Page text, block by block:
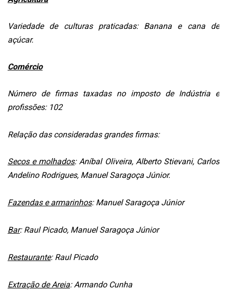
LEITORES
AGENDA
DE
WEBINAR
SOMOS
AUTOR
FAÇA
WEBINAR
MIGALHAS
Variedade de culturas praticadas: Banana e cana de
açúcar.
Comércio
Número de firmas taxadas no imposto de Indústria e
profissões: 102
Relação das consideradas grandes firmas:
Secos e molhados: Aníbal Oliveira, Alberto Stievani, Carlos
Andelino Rodrigues, Manuel Saragoça Júnior.
Fazendas e armarinhos: Manuel Saragoça Júnior
Bar: Raul Picado, Manuel Saragoça Júnior
Restaurante: Raul Picado
Extração de Areia: Armando Cunha